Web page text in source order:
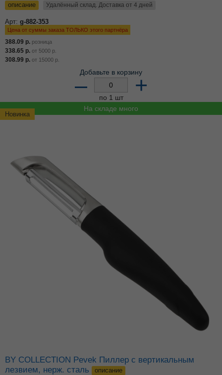
Новинка
описание Удалённый склад. Доставка от 4 дней
Арт: g-882-353
Цена от суммы заказа ТОЛЬКО этого партнёра
388.09 р. розница
338.65 р. от 5000 р.
308.99 р. от 15000 р.
Добавьте в корзину
– +
по 1 шт
На складе много
BY COLLECTION Pevek Пиллер с вертикальным
лезвием, нерж. сталь
описание